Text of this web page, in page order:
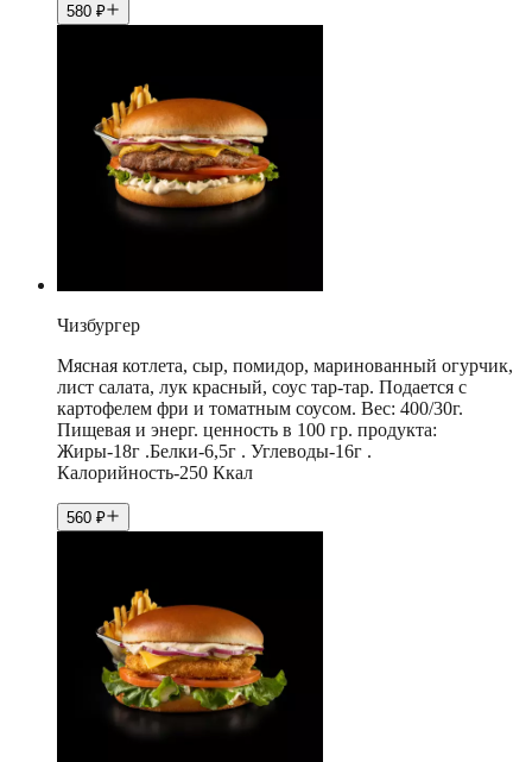
580 ₽
Чизбургер
Мясная котлета, сыр, помидор, маринованный огурчик,
лист салата, лук красный, соус тар-тар. Подается с
картофелем фри и томатным соусом. Вес: 400/30г.
Пищевая и энерг. ценность в 100 гр. продукта:
Жиры-18г .Белки-6,5г . Углеводы-16г .
Калорийность-250 Ккал
560 ₽